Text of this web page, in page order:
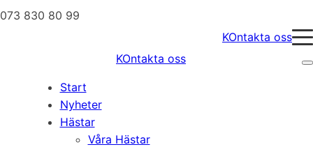
073 830 80 99
KOntakta oss
KOntakta oss
Start
Nyheter
Hästar
Våra Hästar